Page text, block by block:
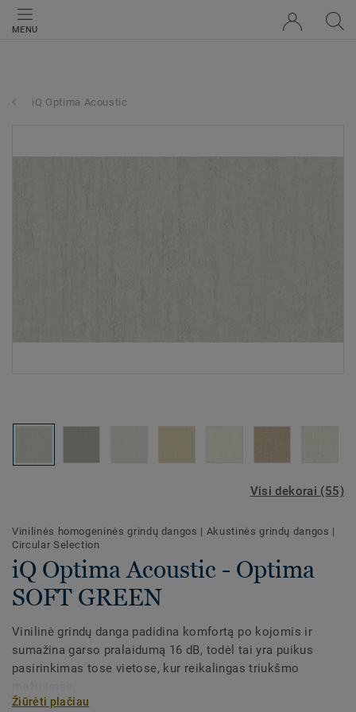
MENU
iQ Optima Acoustic
Visi dekorai (55)
Vinilinės homogeninės grindų dangos | Akustinės grindų dangos |
Circular Selection
iQ Optima Acoustic - Optima
SOFT GREEN
Vinilinė grindų danga padidina komfortą po kojomis ir
sumažina garso pralaidumą 16 dB, todėl tai yra puikus
pasirinkimas tose vietose, kur reikalingas triukšmo
Žiūrėti plačiau